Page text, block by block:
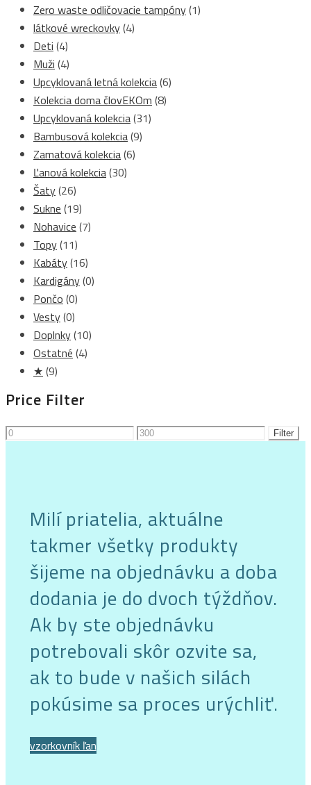
Zero waste odličovacie tampóny(1)
látkové wreckovky(4)
Deti (4)
Muži (4)
Upcyklovaná letná kolekcia(6)
Kolekcia doma človEKOm (8)
Upcyklovaná kolekcia(31)
Bambusová kolekcia(9)
Zamatová kolekcia(6)
Ľanová kolekcia(30)
Šaty(26)
Sukne (19)
Nohavice (7)
Topy(11)
Kabáty(16)
Kardigány(0)
Pončo (0)
Vesty(0)
Doplnky(10)
Ostatné (4)
★ (9)
Price Filter
Minimálna
Maximálna
Filter
Milí priatelia, aktuálne
takmer všetky produkty
šijeme na objednávku a doba
dodania je do dvoch týždňov.
Ak by ste objednávku
potrebovali skôr ozvite sa,
ak to bude v našich silách
pokúsime sa proces urýchliť.
vzorkovník ľan